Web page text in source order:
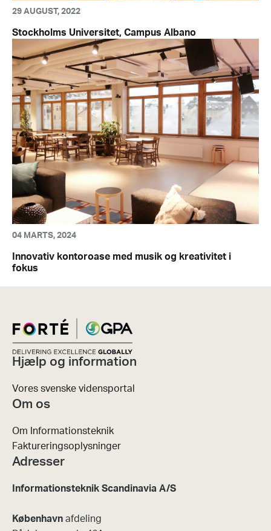
29 AUGUST, 2022
Stockholms Universitet, Campus Albano
04 MARTS, 2024
Innovativ kontoroase med musik og kreativitet i
fokus
Hjælp og information
Vores svenske vidensportal
Om os
Om Informationsteknik
Faktureringsoplysninger
Adresser
Informationsteknik Scandinavia A/S
København afdeling